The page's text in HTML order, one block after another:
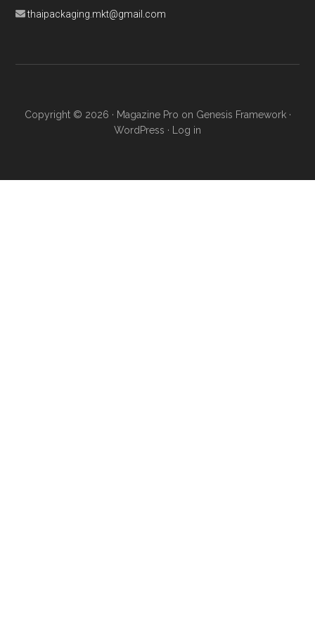
thaipackaging.mkt@gmail.com
Copyright © 2026 · Magazine Pro on Genesis Framework·
WordPress · Log in